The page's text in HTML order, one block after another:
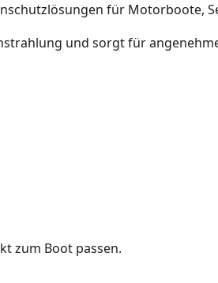
für Motorboote,
und sorgt für
zum Boot passen.